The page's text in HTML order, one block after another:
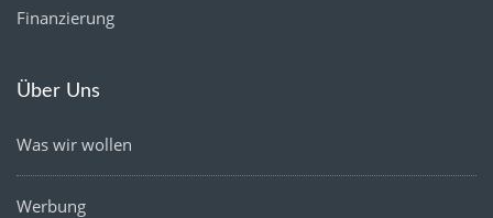
Finanzierung
Über Uns
Was wir wollen
Werbung